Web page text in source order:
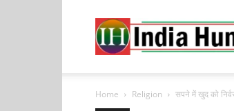
Hunts
Home Religion सपने में खुद को